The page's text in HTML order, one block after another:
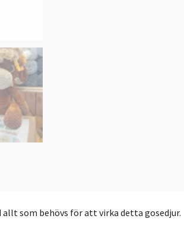
allt som behövs för att virka detta gosedjur.